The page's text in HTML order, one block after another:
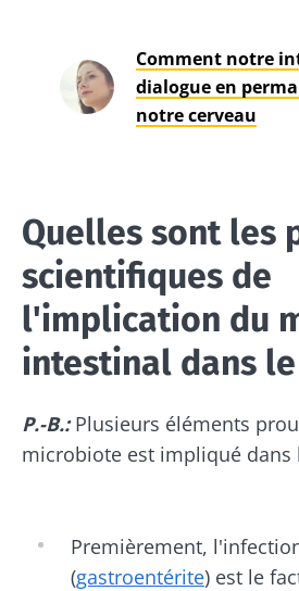
Comment notre
dialogue en
notre cerveau
Quelles sont les
scientifiques de
l'implication du
intestinal dans le
P.-B.: Plusieurs éléments
microbiote est impliqué dans
Premièrement,
(gastroentérite) est le